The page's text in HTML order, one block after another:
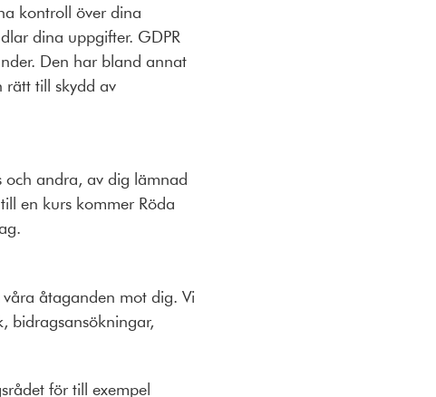
kontroll över dina
dina uppgifter. GDPR
Den har bland annat
rätt till skydd av
och andra, av dig lämnad
en kurs kommer Röda
åtaganden mot dig. Vi
bidragsansökningar,
för till exempel